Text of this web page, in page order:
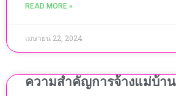
READ MORE »
เมษายน 22, 2024
ความสำคัญการจ้างแม่บ้าน